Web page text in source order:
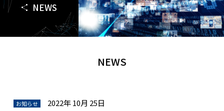
NEWS
NEWS
お知らせ 2022年 10月 25日